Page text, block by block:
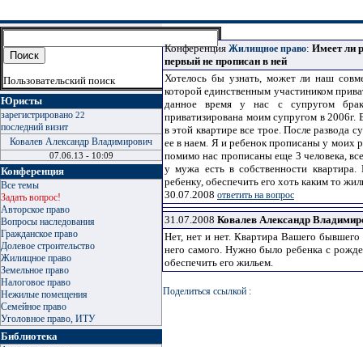
Пользовательский поиск
Юристы
зарегистрировано 22
последний визит
Ковалев Александр Владимирович
07.06.13 - 10:09
Конференция
Все темы
Задать вопрос!
Авторское право
Вопросы наследования
Гражданское право
Долевое строительство
Жилищное право
Земельное право
Налоговое право
Нежилые помещения
Семейное право
Уголовное право, ИТУ
Библиотека
Конференция Жилищное право: Имеет ли
первый не прописан в ней
Хотелось бы узнать, может ли наш
которой единственным участиником
данное время у нас с супругом
приватизирована моим супругом в
в этой квартире все трое. После развода
ее в наем. Я и ребенок прописаны у моих
помимо нас прописаны еще 3 человека,
у мужа есть в собственности
ребенку, обеспечить его хоть каким то
30.07.2008 ответить на вопрос
31.07.2008 Ковалев Александр
Нет, нет и нет. Квартира Вашего
него самого. Нужно было ребенка с
обеспечить его жильем.
Поделиться ссылкой :